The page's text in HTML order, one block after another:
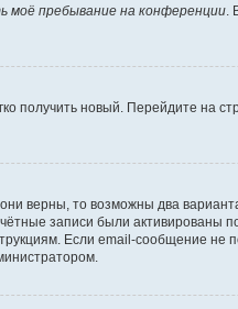
моё пребывание на конференции
получить новый. Перейдите на
верны, то возможны два
записи были активированы
Если email-сообщение не